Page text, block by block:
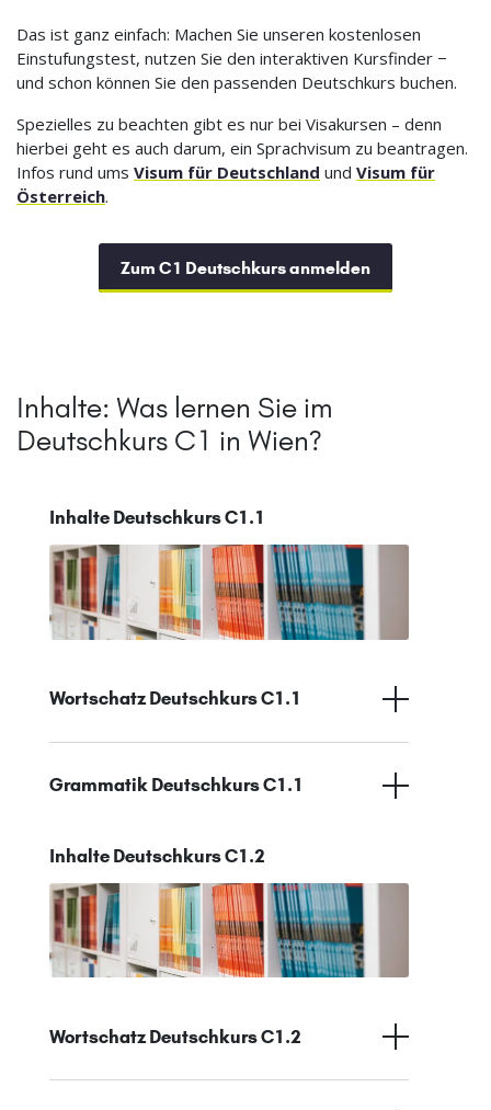
Das ist ganz einfach: Machen Sie unseren kostenlosen
Einstufungstest, nutzen Sie den interaktiven Kursfinder −
und schon können Sie den passenden Deutschkurs buchen.
Spezielles zu beachten gibt es nur bei Visakursen – denn
hierbei geht es auch darum, ein Sprachvisum zu beantragen.
Infos rund ums Visum für Deutschland und Visum für
Österreich.
Zum C1 Deutschkurs anmelden
Inhalte: Was lernen Sie im
Deutschkurs C1 in Wien?
Inhalte Deutschkurs C1.1
Wortschatz Deutschkurs C1.1
Grammatik Deutschkurs C1.1
Inhalte Deutschkurs C1.2
Wortschatz Deutschkurs C1.2